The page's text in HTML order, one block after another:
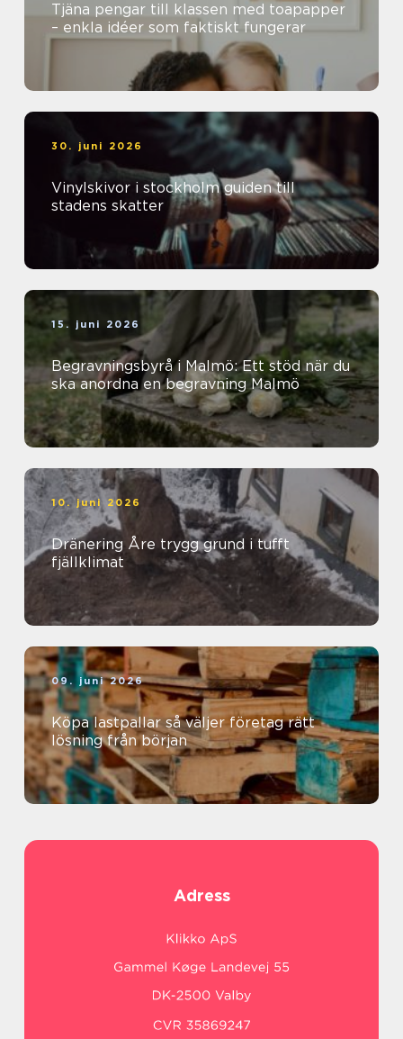
Tjäna pengar till klassen med toapapper
– enkla idéer som faktiskt fungerar
30. juni 2026
Vinylskivor i stockholm guiden till
stadens skatter
15. juni 2026
Begravningsbyrå i Malmö: Ett stöd när du
ska anordna en begravning Malmö
10. juni 2026
Dränering Åre trygg grund i tufft
fjällklimat
09. juni 2026
Köpa lastpallar så väljer företag rätt
lösning från början
Adress